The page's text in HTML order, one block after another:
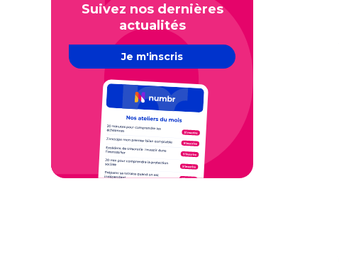
Suivez nos dernières
actualités
Je m'inscris